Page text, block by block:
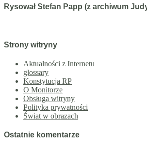
Rysował Stefan Papp (z archiwum
Strony witryny
Aktualności z Internetu
glossary
Konstytucja RP
O Monitorze
Obsługa witryny
Polityka prywatności
Świat w obrazach
Ostatnie komentarze